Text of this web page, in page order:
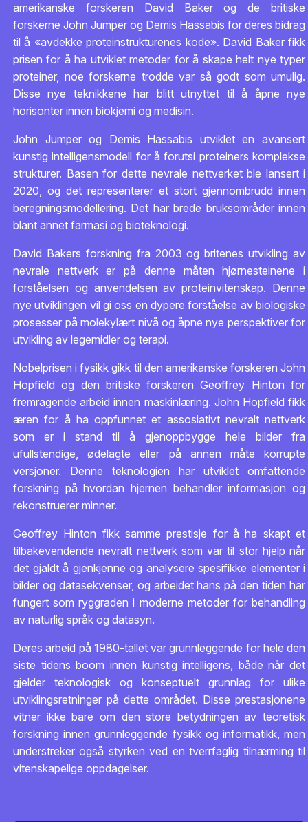
amerikanske forskeren David Baker og de britiske
forskerne John Jumper og Demis Hassabis for deres bidrag
til å «avdekke proteinstrukturenes kode». David Baker fikk
prisen for å ha utviklet metoder for å skape helt nye typer
proteiner, noe forskerne trodde var så godt som umulig.
Disse nye teknikkene har blitt utnyttet til å åpne nye
horisonter innen biokjemi og medisin.
John Jumper og Demis Hassabis utviklet en avansert
kunstig intelligensmodell for å forutsi proteiners komplekse
strukturer. Basen for dette nevrale nettverket ble lansert i
2020, og det representerer et stort gjennombrudd innen
beregningsmodellering. Det har brede bruksområder innen
blant annet farmasi og bioteknologi.
David Bakers forskning fra 2003 og britenes utvikling av
nevrale nettverk er på denne måten hjørnesteinene i
forståelsen og anvendelsen av proteinvitenskap. Denne
nye utviklingen vil gi oss en dypere forståelse av biologiske
prosesser på molekylært nivå og åpne nye perspektiver for
utvikling av legemidler og terapi.
Nobelprisen i fysikk gikk til den amerikanske forskeren John
Hopfield og den britiske forskeren Geoffrey Hinton for
fremragende arbeid innen maskinlæring. John Hopfield fikk
æren for å ha oppfunnet et assosiativt nevralt nettverk
som er i stand til å gjenoppbygge hele bilder fra
ufullstendige, ødelagte eller på annen måte korrupte
versjoner. Denne teknologien har utviklet omfattende
forskning på hvordan hjernen behandler informasjon og
rekonstruerer minner.
Geoffrey Hinton fikk samme prestisje for å ha skapt et
tilbakevendende nevralt nettverk som var til stor hjelp når
det gjaldt å gjenkjenne og analysere spesifikke elementer i
bilder og datasekvenser, og arbeidet hans på den tiden har
fungert som ryggraden i moderne metoder for behandling
av naturlig språk og datasyn.
Deres arbeid på 1980-tallet var grunnleggende for hele den
siste tidens boom innen kunstig intelligens, både når det
gjelder teknologisk og konseptuelt grunnlag for ulike
utviklingsretninger på dette området. Disse prestasjonene
vitner ikke bare om den store betydningen av teoretisk
forskning innen grunnleggende fysikk og informatikk, men
understreker også styrken ved en tverrfaglig tilnærming til
vitenskapelige oppdagelser.